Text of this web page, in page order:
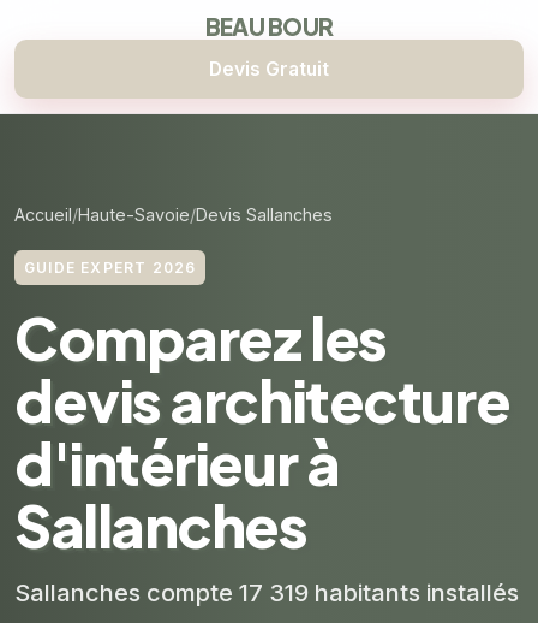
BEAU BOUR
Devis Gratuit
Accueil Haute-Savoie Devis Sallanches
GUIDE EXPERT 2026
Comparez les
devis architecture
d'intérieur à
Sallanches
Sallanches compte 17 319 habitants installés